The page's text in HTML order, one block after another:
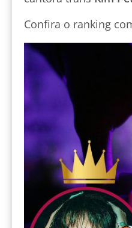
Confira o ranking